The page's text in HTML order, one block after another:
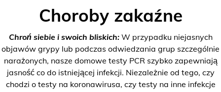
Choroby zakaźne
Chroń siebie i swoich bliskich:W przypadku niejasnych
objawów grypy lub podczas odwiedzania grup szczególnie
narażonych, nasze domowe testy PCR szybko zapewniają
jasność co do istniejącej infekcji. Niezależnie od tego, czy
chodzi o testy na koronawirusa, czy testy na inne infekcje